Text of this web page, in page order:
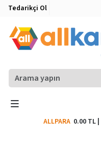
Tedarikçi Ol
ALLPARA 0.00 TL|